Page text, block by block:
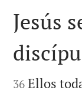

Jesús

36 Ellos